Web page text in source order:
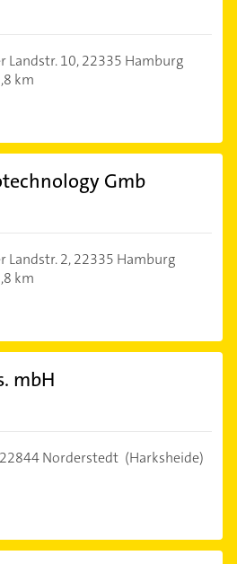
Landstr. 10,22335 Hamburg
km
Gmb
Landstr. 2,22335 Hamburg
km
mbH
22844 Norderstedt (Harksheide)